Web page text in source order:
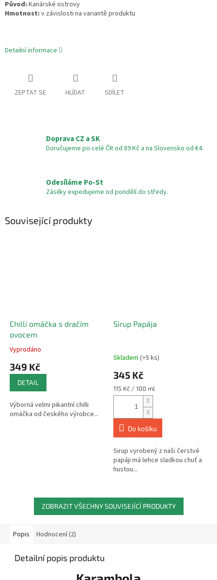
Původ: Kanárské ostrovy
Hmotnost: v závislosti na variantě produktu
Detailní informace
ZEPTAT SE HLÍDAT SDÍLET
Doprava CZ a SK
Doručujeme po celé ČR od 89 Kč a na Slovensko od €4.
Odesíláme Po-St
Zásilky expedujeme od pondělí do středy.
Související produkty
Chilli omáčka s dračím
ovocem
Průměrné
produktu
5
hvězdiček.
Vyprodáno
349 Kč
DETAIL
Výborná velmi pikantní chilli
omáčka od českého výrobce...
Sirup Papája
Skladem (>5 ks)
345 Kč
Měrná
cena:
115 Kč / 100 ml
Do košíku
Sirup vyrobený z naši čerstvé
papáji má lehce sladkou chuť a
hustou...
ZOBRAZIT VŠECHNY SOUVISEJÍCÍ PRODUKTY
Popis Hodnocení (2)
Detailní popis produktu